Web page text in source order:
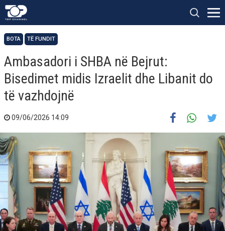
BOTA TË FUNDIT
Ambasadori i SHBA në Bejrut:
Bisedimet midis Izraelit dhe Libanit do
të vazhdojnë
09/06/2026 14:09